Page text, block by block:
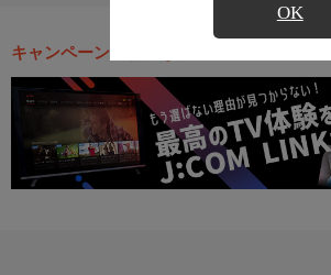
OK
キャンペーン・お得な情報